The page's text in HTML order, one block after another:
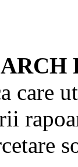
care